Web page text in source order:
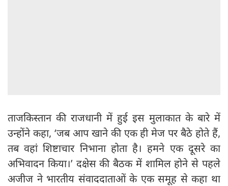
ताजकिस्तान की राजधानी में हुई इस मुलाकात के बारे में
उन्होंने कहा, ‘जब आप खाने की एक ही मेज पर बैठे होते हैं,
तब वहां शिष्टाचार निभाना होता है। हमने एक दूसरे का
अभिवादन किया।’ दक्षेस की बैठक में शामिल होने से पहले
अजीज ने भारतीय संवाददाताओं के एक समूह से कहा था